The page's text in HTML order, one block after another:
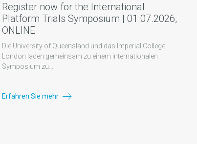
Register now for the International
Platform Trials Symposium | 01.07.2026,
ONLINE
Die University of Queensland und das Imperial College
London laden gemeinsam zu einem internationalen
Symposium zu...
Erfahren Sie mehr